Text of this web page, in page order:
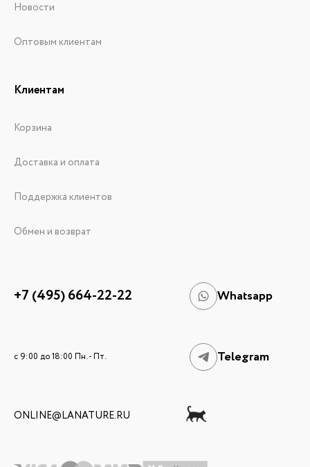
Новости
Оптовым клиентам
Клиентам
Корзина
Доставка и оплата
Поддержка клиентов
Обмен и возврат
+7 (495) 664-22-22 Whatsapp
c 9:00 до 18:00 Пн. - Пт. Telegram
ONLINE@LANATURE.RU